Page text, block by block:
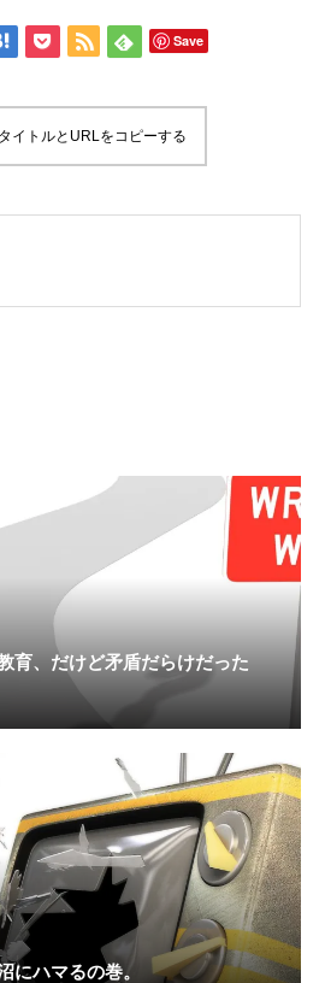
Save
イトルとURLをコピーする
育、だけど矛盾だらけだった
にハマるの巻。